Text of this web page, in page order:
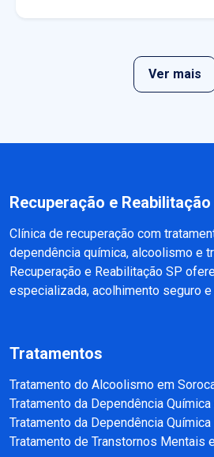
Ver mais
Recuperação e Reabilitação
Clínica de recuperação com
dependência química, alcoolismo e
Recuperação e Reabilitação SP
especializada, acolhimento seguro
Tratamentos
Tratamento do Alcoolismo em
Tratamento da Dependência
Tratamento da Dependência
Tratamento de Transtornos Mentais